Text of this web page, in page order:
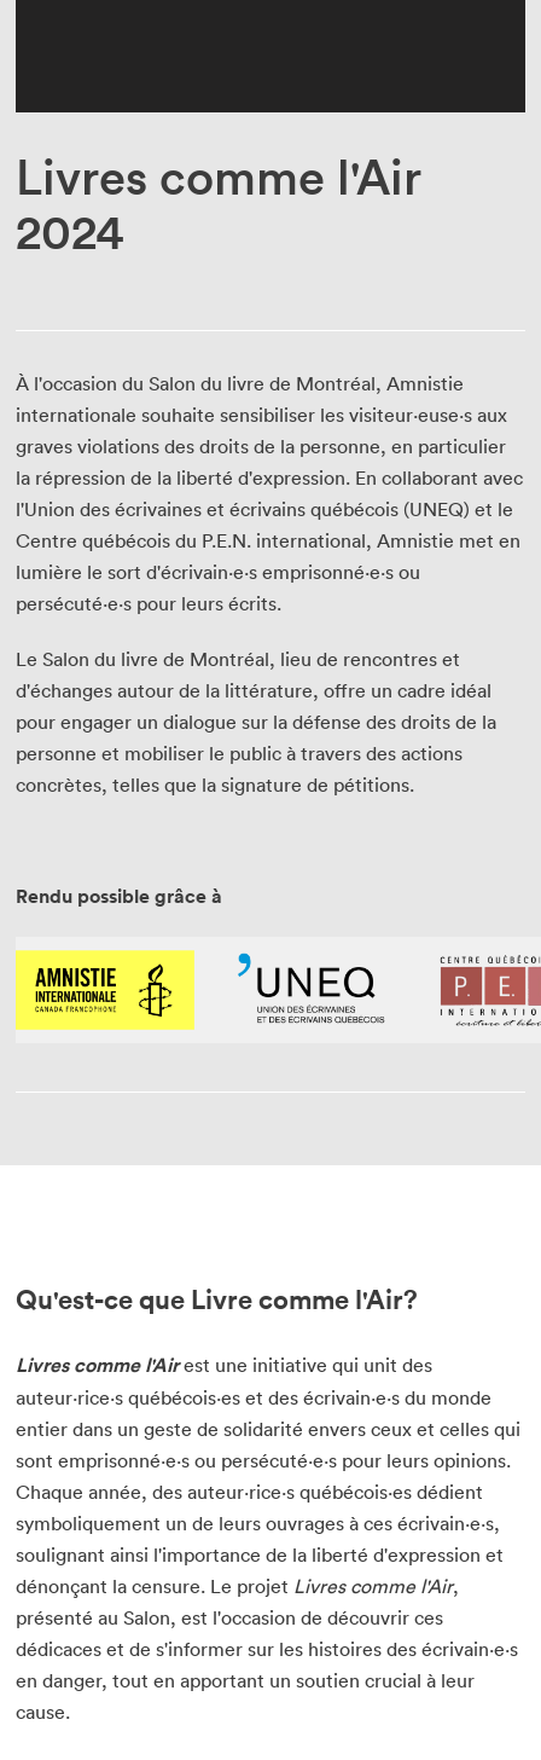
Médias
Livres comme l'Air
2024
À l'occasion du Salon du livre de Montréal, Amnistie
internationale souhaite sensibiliser les visiteur·euse·s aux
graves violations des droits de la personne, en particulier
la répression de la liberté d'expression. En collaborant avec
l'Union des écrivaines et écrivains québécois (UNEQ) et le
Centre québécois du P.E.N. international, Amnistie met en
lumière le sort d'écrivain·e·s emprisonné·e·s ou
persécuté·e·s pour leurs écrits.
Le Salon du livre de Montréal, lieu de rencontres et
d'échanges autour de la littérature, offre un cadre idéal
pour engager un dialogue sur la défense des droits de la
personne et mobiliser le public à travers des actions
concrètes, telles que la signature de pétitions.
Rendu possible grâce à
Qu'est-ce que Livre comme l'Air?
Livres comme l'Airest une initiative qui unit des
auteur·rice·s québécois·es et des écrivain·e·s du monde
entier dans un geste de solidarité envers ceux et celles qui
sont emprisonné·e·s ou persécuté·e·s pour leurs opinions.
Chaque année, des auteur·rice·s québécois·es dédient
symboliquement un de leurs ouvrages à ces écrivain·e·s,
soulignant ainsi l'importance de la liberté d'expression et
dénonçant la censure. Le projet Livres comme l'Air,
présenté au Salon, est l'occasion de découvrir ces
dédicaces et de s'informer sur les histoires des écrivain·e·s
en danger, tout en apportant un soutien crucial à leur
cause.